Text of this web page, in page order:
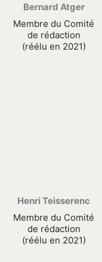
Bernard Atger
Membre du Comité
de rédaction
(réélu en 2021)
Henri Teisserenc
Membre du Comité
de rédaction
(réélu en 2021)